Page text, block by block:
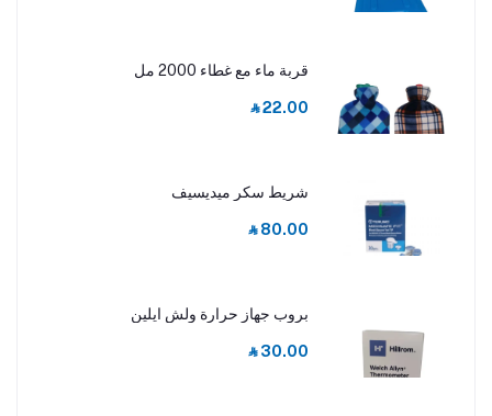
قربة ماء مع غطاء 2000 مل
‎⃁ 22.00
شريط سكر ميديسيف
‎⃁ 80.00
بروب جهاز حرارة ولش ايلين
‎⃁ 30.00